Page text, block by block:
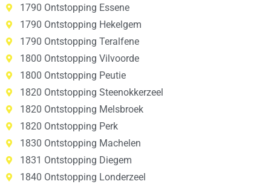
1790 Ontstopping Essene
1790 Ontstopping Hekelgem
1790 Ontstopping Teralfene
1800 Ontstopping Vilvoorde
1800 Ontstopping Peutie
1820 Ontstopping Steenokkerzeel
1820 Ontstopping Melsbroek
1820 Ontstopping Perk
1830 Ontstopping Machelen
1831 Ontstopping Diegem
1840 Ontstopping Londerzeel